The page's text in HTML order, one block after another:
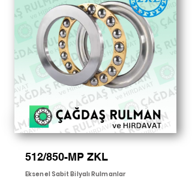
512/850-MP ZKL
Eksenel Sabit Bilyalı Rulmanlar